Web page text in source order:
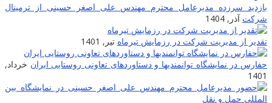
بازدید سرزده مدیرعامل محترم مهندس علی اصغر حسینی از ترمینال
شرکت آذر, 1404
تقدیر از مدیریت شرکت در رزمایش تیرماه تیر, 1401
حفارس در نمایشگاه توانمندیها و دستاوردهای تعاونی روستایی ایران خرداد,
1401